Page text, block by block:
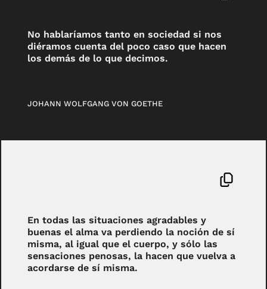
No hablaríamos tanto en sociedad si nos
diéramos cuenta del poco caso que hacen
los demás de lo que decimos.
JOHANN WOLFGANG VON GOETHE
En todas las situaciones agradables y
buenas el alma va perdiendo la noción de sí
misma, al igual que el cuerpo, y sólo las
sensaciones penosas, la hacen que vuelva a
acordarse de sí misma.